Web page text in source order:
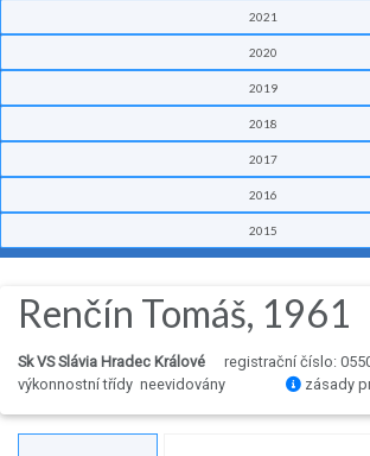
2021
2020
2019
2018
2017
2016
2015
Renčín Tomáš, 1961
Sk VS Slávia Hradec Králové
registrační číslo:
výkonnostní třídy neevidovány
zásady